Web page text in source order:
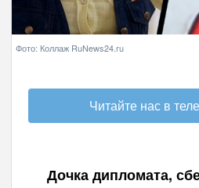
Фото: Коллаж RuNews24.ru
Читайте нас в
Дочка дипломата,